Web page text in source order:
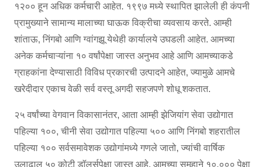
१२०० हून अधिक कर्मचारी आहेत. १९९७ मध्ये स्थापित झालेली ही कंपनी
प्रामुख्याने सामान्य मालाच्या घाऊक विक्रीचा व्यवसाय करते. आम्ही
शांताऊ, निंगबो आणि ग्वांगझू येथेही कार्यालये उघडली आहेत. आमच्या
अनेक कर्मचाऱ्यांना १० वर्षांपेक्षा जास्त अनुभव आहे आणि आमच्याकडे
ग्राहकांना देण्यासाठी विविध प्रकारची उत्पादने आहेत, ज्यामुळे आमचे
खरेदीदार एकाच वेळी सर्व वस्तू अगदी सहजपणे शोधू शकतात.
२५ वर्षांच्या वेगवान विकासानंतर, आता आम्ही झेजियांग सेवा उद्योगात
पहिल्या १००, चीनी सेवा उद्योगात पहिल्या ५०० आणि निंगबो शहरातील
पहिल्या १०० सर्वसमावेशक उद्योगांमध्ये गणले जातो, ज्यांची वार्षिक
उलाढाल ५० कोटी डॉलर्सपेक्षा जास्त आहे. आमच्या समूहाने १०,००० पेक्षा